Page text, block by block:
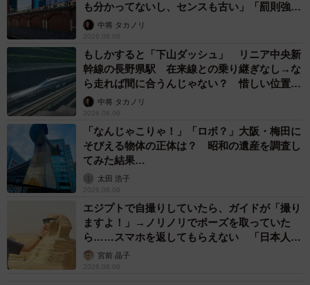
親への愛の代わりに不倫をしてしまう（ワダユウキさん提供）
も分かってないし、センスも古い」「罰則強化
して」中将 タカノリ
2026.08.06
もしかすると「下山ダッシュ」 リニア中央新
幹線の長野県駅 在来線との乗り継ぎなし→な
ら走れば間に合うんじゃない？ 惜しい位置関
係が反響
中将 タカノリ
2026.08.06
「なんじゃこりゃ！」「ロボ？」大阪・梅田に
そびえる物体の正体は？ 昭和の遺産を調査し
てみた結果…
太田 浩子
2026.08.06
エジプトで自撮りしていたら、ガイドが「撮り
ますよ！」→ノリノリでポーズを取っていた
ら……スマホを返してもらえない 「日本人は
カモ代表かも」「私は6時間で3万円払った」
宮前 晶子
2026.08.06